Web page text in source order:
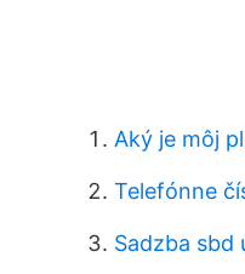
Aký je môj
Telefónne
Sadzba sbd